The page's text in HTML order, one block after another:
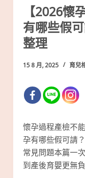
【2026
有哪些假
整理
15 8 月, 2025 育兒
懷孕過程產檢不
孕有哪些假可請
常見問題本篇一
到產後育嬰更無